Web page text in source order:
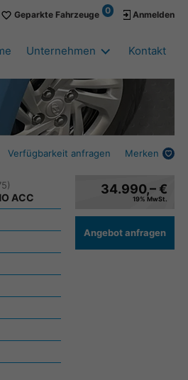
Geparkte Fahrzeuge 0 Anmelden
Unternehmen Kontakt
Verfügbarkeit anfragen Merken
34.990,– €
19% MwSt.
Angebot anfragen
ACC